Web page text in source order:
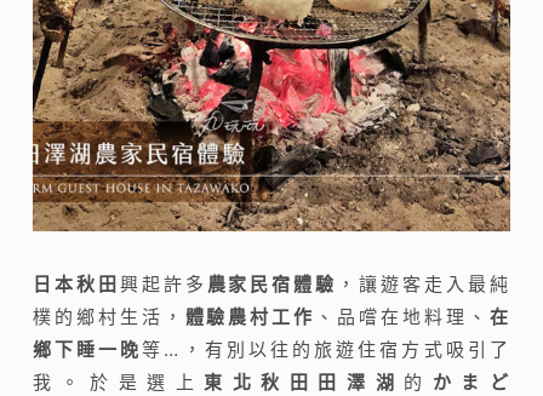
日本秋田 興起許多 農家民宿體驗 ，讓遊客走入最純
樸的鄉村生活， 體驗農村工作 、品嚐在地料理、 在
鄉下睡一晚等…，有別以往的旅遊住宿方式吸引了
我。於是選上 東北秋田田澤湖 的 かまど